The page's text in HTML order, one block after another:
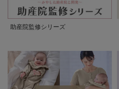
助産院監修シリーズ